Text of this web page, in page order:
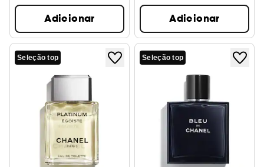
Adicionar Adicionar
Seleção top Seleção top